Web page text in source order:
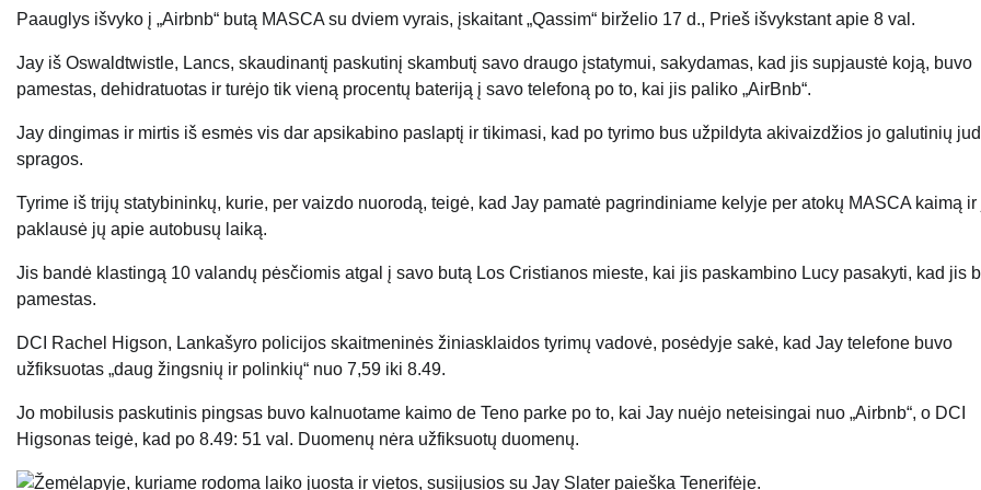
Paauglys išvyko į „Airbnb“ butą MASCA su dviem vyrais, įskaitant „Qassim“ birželio 17 d., Prieš išvykstant apie 8 val.
Jay iš Oswaldtwistle, Lancs, skaudinantį paskutinį skambutį savo draugo įstatymui, sakydamas, kad jis supjaustė koją, buvo
pamestas, dehidratuotas ir turėjo tik vieną procentų bateriją į savo telefoną po to, kai jis paliko „AirBnb“.
Jay dingimas ir mirtis iš esmės vis dar apsikabino paslaptį ir tikimasi, kad po tyrimo bus užpildyta akivaizdžios jo galutinių
spragos.
Tyrime iš trijų statybininkų, kurie, per vaizdo nuorodą, teigė, kad Jay pamatė pagrindiniame kelyje per atokų MASCA kaimą ir
paklausė jų apie autobusų laiką.
Jis bandė klastingą 10 valandų pėsčiomis atgal į savo butą Los Cristianos mieste, kai jis paskambino Lucy pasakyti, kad jis
pamestas.
DCI Rachel Higson, Lankašyro policijos skaitmeninės žiniasklaidos tyrimų vadovė, posėdyje sakė, kad Jay telefone buvo
užfiksuotas „daug žingsnių ir polinkių“ nuo 7,59 iki 8.49.
Jo mobilusis paskutinis pingsas buvo kalnuotame kaimo de Teno parke po to, kai Jay nuėjo neteisingai nuo „Airbnb“, o DCI
Higsonas teigė, kad po 8.49: 51 val. Duomenų nėra užfiksuotų duomenų.